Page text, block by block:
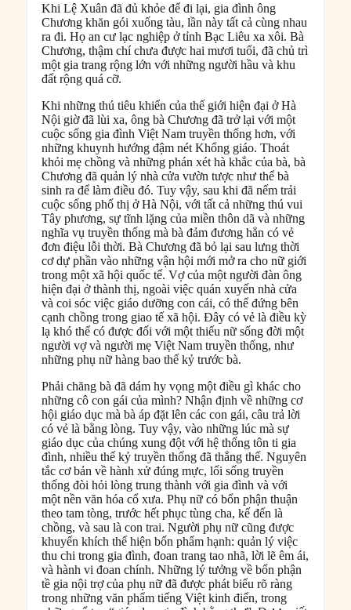
Khi Lệ Xuân đã đủ khỏe để đi lại, gia đình ông
Chương khăn gói xuống tàu, lần này tất cả cùng nhau
ra đi. Họ an cư lạc nghiệp ở tỉnh Bạc Liêu xa xôi. Bà
Chương, thậm chí chưa được hai mươi tuổi, đã chủ trì
một gia trang rộng lớn với những người hầu và khu
đất rộng quá cỡ.
Khi những thú tiêu khiển của thế giới hiện đại ở Hà
Nội giờ đã lùi xa, ông bà Chương đã trở lại với một
cuộc sống gia đình Việt Nam truyền thống hơn, với
những khuynh hướng đậm nét Khổng giáo. Thoát
khỏi mẹ chồng và những phán xét hà khắc của bà, bà
Chương đã quản lý nhà cửa vườn tược như thể bà
sinh ra để làm điều đó. Tuy vậy, sau khi đã nếm trải
cuộc sống phố thị ở Hà Nội, với tất cả những thú vui
Tây phương, sự tĩnh lặng của miền thôn dã và những
nghĩa vụ truyền thống mà bà đảm đương hẳn có vẻ
đơn điệu lỗi thời. Bà Chương đã bỏ lại sau lưng thời
cơ dự phần vào những vận hội mới mở ra cho nữ giới
trong một xã hội quốc tế. Vợ của một người đàn ông
hiện đại ở thành thị, ngoài việc quán xuyến nhà cửa
và coi sóc việc giáo dưỡng con cái, có thể đứng bên
cạnh chồng trong giao tế xã hội. Đây có vẻ là điều kỳ
lạ khó thể có được đối với một thiếu nữ sống đời một
người vợ và người mẹ Việt Nam truyền thống, như
những phụ nữ hàng bao thế kỷ trước bà.
Phải chăng bà đã dám hy vọng một điều gì khác cho
những cô con gái của mình? Nhận định về những cơ
hội giáo dục mà bà áp đặt lên các con gái, câu trả lời
có vẻ là bằng lòng. Tuy vậy, vào những lúc mà sự
giáo dục của chúng xung đột với hệ thống tôn ti gia
đình, nhiều thế kỷ truyền thống đã thắng thế. Nguyên
tắc cơ bản về hành xử đúng mực, lối sống truyền
thống đòi hỏi lòng trung thành với gia đình và với
một nền văn hóa cổ xưa. Phụ nữ có bổn phận thuận
theo tam tòng, trước hết phục tùng cha, kế đến là
chồng, và sau là con trai. Người phụ nữ cũng được
khuyến khích thể hiện bốn phẩm hạnh: quản lý việc
thu chi trong gia đình, đoan trang tao nhã, lời lẽ êm ái,
và hành vi đoan chính. Những lý tưởng về bổn phận
tề gia nội trợ của phụ nữ đã được phát biểu rõ ràng
trong những văn phẩm tiếng Việt kinh điển, trong